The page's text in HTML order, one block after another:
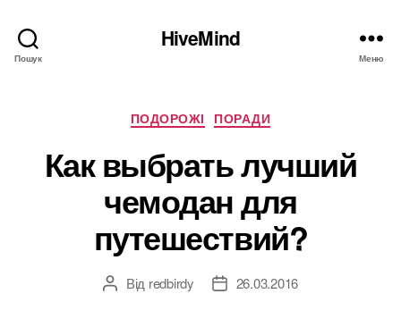
Пошук
HiveMind
Меню
Категорії
ПОДОРОЖІ ПОРАДИ
Как выбрать лучший
чемодан для
путешествий?
Автор
Від redbirdy
Дата26.03.2016